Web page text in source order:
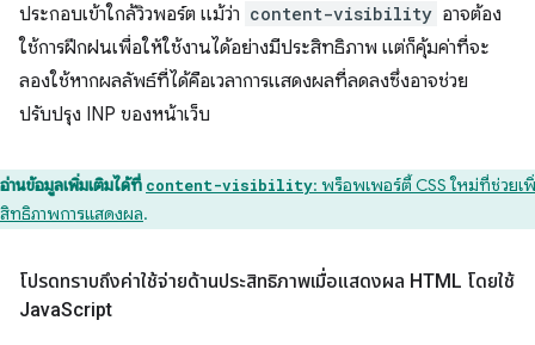
ประกอบเข้าใกล้วิวพอร์ต แม้ว่า content-visibility อาจต้อง
ใช้การฝึกฝนเพื่อให้ใช้งานได้อย่างมีประสิทธิภาพ แต่ก็คุ้มค่าที่จะ
ลองใช้หากผลลัพธ์ที่ได้คือเวลาการแสดงผลที่ลดลงซึ่งอาจช่วย
ปรับปรุง INP ของหน้าเว็บ
อ่านข้อมูลเพิ่มเติมได้ที่ content-visibility: พร็อพเพอร์ตี้ CSS ใหม่ที่ช่วยเ
ทธิภาพการแสดงผล.
โปรดทราบถึงค่าใช้จ่ายด้านประสิทธิภาพเมื่อแสดงผล HTML โดยใช้
JavaScript